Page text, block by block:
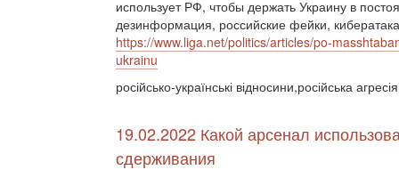
использует РФ, чтобы держать Украину в
дезинформация, российские фейки,
https://www.liga.net/politics/articles/po-
ukrainu
російсько-українські відносини,російська
19.02.2022 Какой арсенал
сдерживания